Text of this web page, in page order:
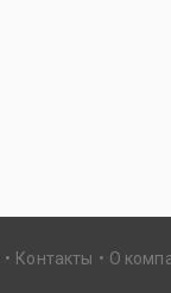
Контакты О